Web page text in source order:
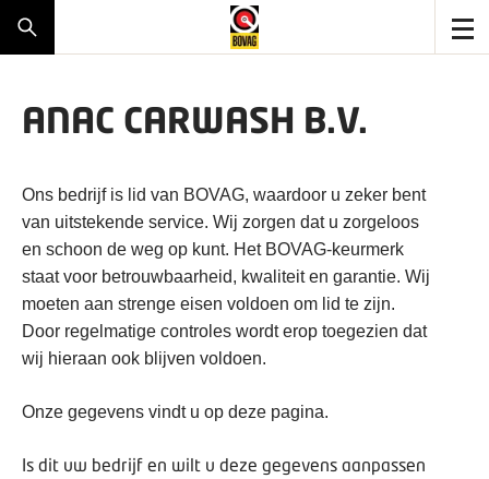
ANAC CARWASH B.V.
Ons bedrijf is lid van BOVAG, waardoor u zeker bent
van uitstekende service. Wij zorgen dat u zorgeloos
en schoon de weg op kunt. Het BOVAG-keurmerk
staat voor betrouwbaarheid, kwaliteit en garantie. Wij
moeten aan strenge eisen voldoen om lid te zijn.
Door regelmatige controles wordt erop toegezien dat
wij hieraan ook blijven voldoen.
Onze gegevens vindt u op deze pagina.
Is dit uw bedrijf en wilt u deze gegevens aanpassen